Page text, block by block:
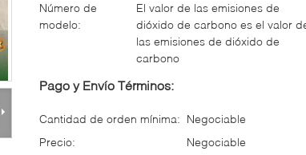
Número de
modelo:
El valor de las emisiones de
dióxido de carbono es el valor
las emisiones de dióxido de
carbono
Pago y Envío Términos:
Cantidad de orden mínima: Negociable
Precio:
Negociable